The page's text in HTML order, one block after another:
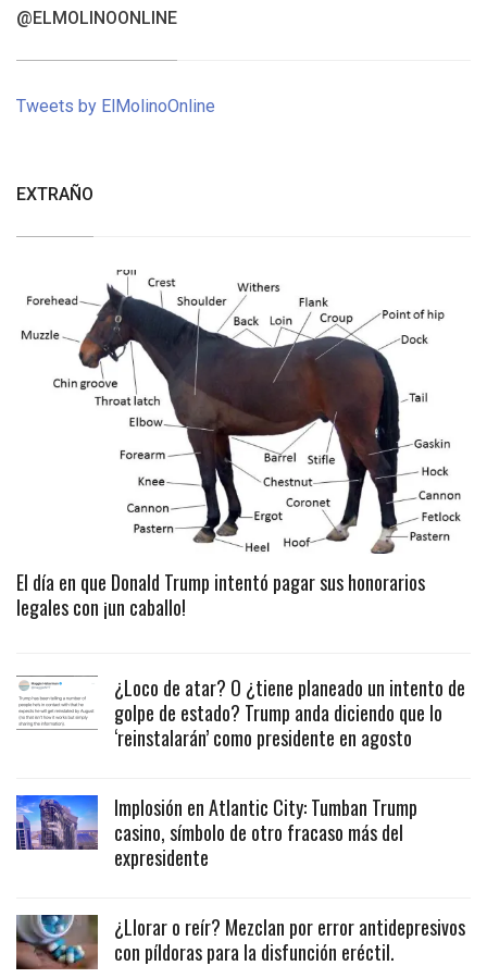
@ELMOLINOONLINE
Tweets by ElMolinoOnline
EXTRAÑO
El día en que Donald Trump intentó pagar sus honorarios
legales con ¡un caballo!
¿Loco de atar? O ¿tiene planeado un intento de
golpe de estado? Trump anda diciendo que lo
‘reinstalarán’ como presidente en agosto
Implosión en Atlantic City: Tumban Trump
casino, símbolo de otro fracaso más del
expresidente
¿Llorar o reír? Mezclan por error antidepresivos
con píldoras para la disfunción eréctil.